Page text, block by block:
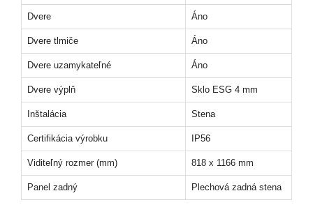
Dvere Áno
Dvere tlmiče Áno
Dvere uzamykateľné Áno
Dvere výplň Sklo ESG 4 mm
Inštalácia Stena
Certifikácia výrobku IP56
Viditeľný rozmer (mm) 818 x 1166 mm
Panel zadný Plechová zadná stena